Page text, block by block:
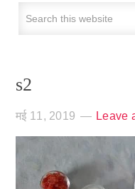
s2
मई 11, 2019 Leave